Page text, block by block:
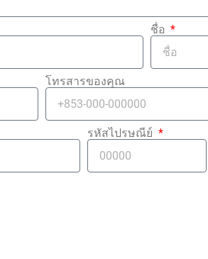
ชื่อ
โทรสารของคุณ
รหัสไปรษณีย์